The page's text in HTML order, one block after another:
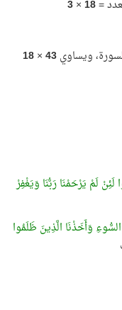
18
×
3
43
×
18
لَمْ يَرْحَمْنَا رَبُّنَا وَيَغْفِرْ
وَأَخَذْنَا الَّذِينَ ظَلَمُوا